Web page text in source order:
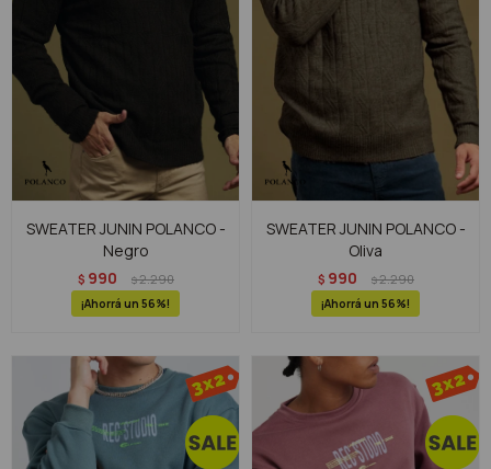
SWEATER JUNIN POLANCO -
Negro
$ 990 $2.290
56
SWEATER JUNIN POLANCO -
Oliva
$ 990 $2.290
56